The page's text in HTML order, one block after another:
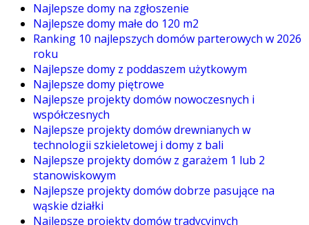
Najlepsze domy na zgłoszenie
Najlepsze domy małe do 120 m2
Ranking 10 najlepszych domów parterowych w 2026
roku
Najlepsze domy z poddaszem użytkowym
Najlepsze domy piętrowe
Najlepsze projekty domów nowoczesnych i
współczesnych
Najlepsze projekty domów drewnianych w
technologii szkieletowej i domy z bali
Najlepsze projekty domów z garażem 1 lub 2
stanowiskowym
Najlepsze projekty domów dobrze pasujące na
wąskie działki
Najlepsze projekty domów tradycyjnych